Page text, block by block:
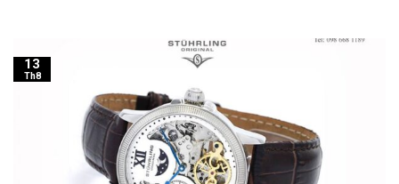
13
Th8